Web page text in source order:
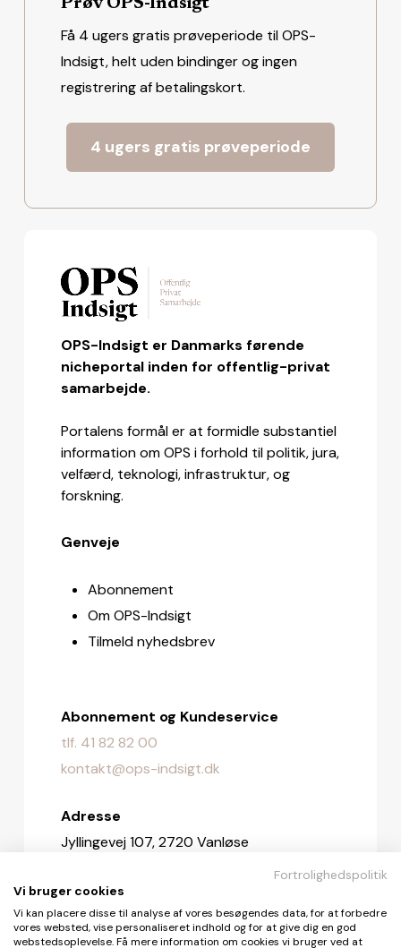
Få 4 ugers gratis prøveperiode til OPS-
Indsigt, helt uden bindinger og ingen
registrering af betalingskort.
4 ugers gratis prøveperiode
OPS-Indsigt er Danmarks førende
nicheportal inden for offentlig-privat
samarbejde.
Portalens formål er at formidle substantiel
information om OPS i forhold til politik, jura,
velfærd, teknologi, infrastruktur, og
forskning.
Genveje
Abonnement
Om OPS-Indsigt
Tilmeld nyhedsbrev
Abonnement og Kundeservice
tlf. 41 82 82 00
kontakt@ops-indsigt.dk
Adresse
Jyllingevej 107, 2720 Vanløse
Redaktionen
redaktionen@ops-indsigt.dk
Fortrolighedspolitik
Vi bruger cookies
Vi kan placere disse til analyse af vores besøgendes data, for at forbedre
vores websted, vise personaliseret indhold og for at give dig en god
webstedsoplevelse. Få mere information om cookies vi bruger ved at